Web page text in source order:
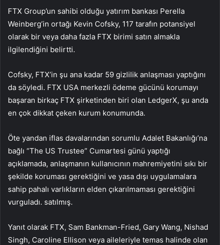
FTX Group’un sahibi olduğu yatırım bankası Perella
Weinberg’in ortağı Kevin Cofsky, 117 tarafın potansiyel
olarak bir veya daha fazla FTX birimi satın almakla
ilgilendiğini belirtti.
Cofsky, FTX’in şu ana kadar 59 gizlilik anlaşması yaptığını
da söyledi. FTX USA merkezli ödeme gücünü korumayı
başaran birkaç FTX şirketinden biri olan LedgerX, şu anda
en çok dikkat çeken kurum konumunda.
Öte yandan iflas davalarından sorumlu Adalet Bakanlığı’na
bağlı “The US Trustee” Cumartesi günü yaptığı
açıklamada, anlaşmanın kullanıcının mahremiyetini sıkı bir
şekilde koruması gerektiğini ve yasa dışı uygulamalara
sahip pahalı varlıkların elden çıkarılmaması gerektiğini
vurguladı. satılmış.
Yanıt olarak FTX, Sam Bankman-Fried, Gary Wang, Nishad
Singh, Caroline Ellison veya aileleriyle temas halinde olan